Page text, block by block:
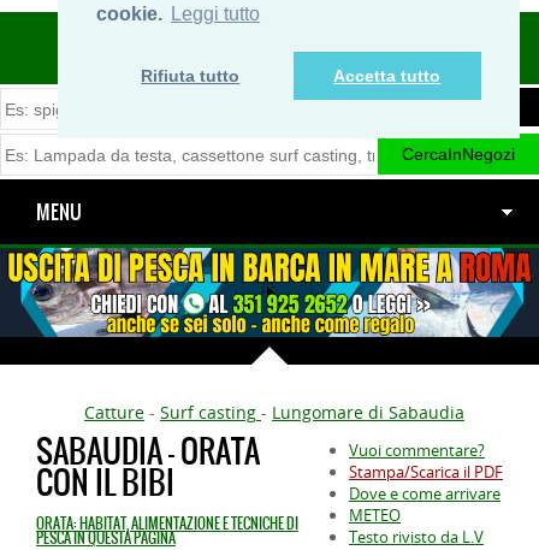
cookie. Leggi tutto
Rifiuta tutto Accetta tutto
ITINERARIDIPESCA.IT
MENU
Catture - Surf casting - Lungomare di Sabaudia
Vuoi commentare?
Stampa/Scarica il PDF
Dove e come arrivare
METEO
Testo rivisto da L.V
SABAUDIA - ORATA
CON IL BIBI
ORATA: HABITAT, ALIMENTAZIONE E TECNICHE DI
PESCA IN QUESTA PAGINA